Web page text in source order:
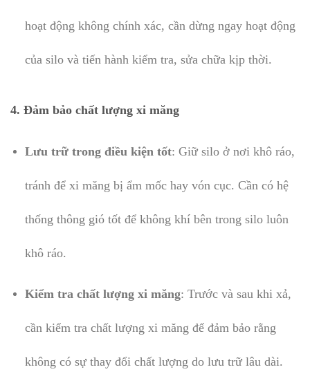
hoạt động không chính xác, cần dừng ngay hoạt động
của silo và tiến hành kiểm tra, sửa chữa kịp thời.
4. Đảm bảo chất lượng xi măng
Lưu trữ trong điều kiện tốt: Giữ silo ở nơi khô ráo,
tránh để xi măng bị ẩm mốc hay vón cục. Cần có hệ
thống thông gió tốt để không khí bên trong silo luôn
khô ráo.
Kiểm tra chất lượng xi măng: Trước và sau khi xả,
cần kiểm tra chất lượng xi măng để đảm bảo rằng
không có sự thay đổi chất lượng do lưu trữ lâu dài.